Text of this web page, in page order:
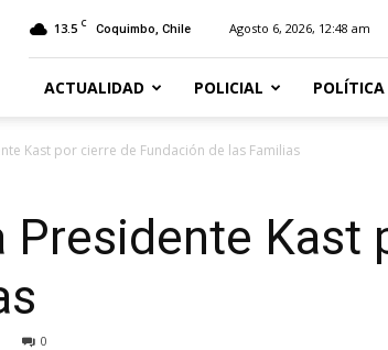
13.5 C Coquimbo, Chile Agosto 6, 2026, 12:48 am
ACTUALIDAD POLICIAL POLÍTICA
Kast por cierre de Fundación de las Familias
Presidente Kast
0